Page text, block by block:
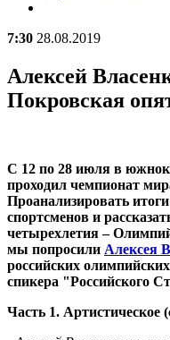
7:30 28.08.2019
Алексей
Покровская
С 12 по 28 июля в
проходил чемпионат
Проанализировать
спортсменов и
четырехлетия –
мы попросили Алексея
российских
спикера "Российского
Часть 1. Артистическое